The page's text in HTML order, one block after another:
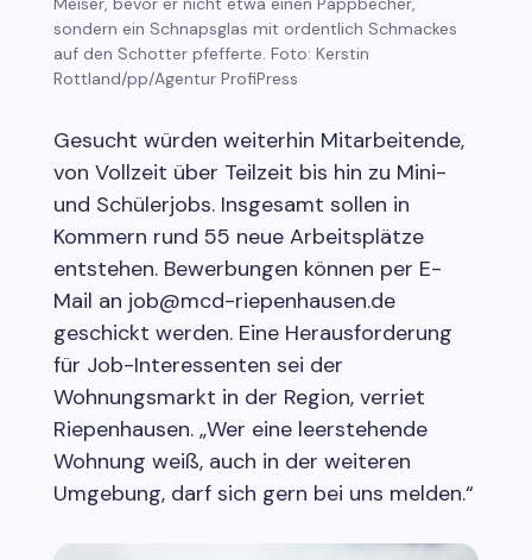
sondern ein Schnapsglas mit ordentlich Schmackes
auf den Schotter pfefferte. Foto: Kerstin
Rottland/pp/Agentur ProfiPress
Gesucht würden weiterhin Mitarbeitende,
von Vollzeit über Teilzeit bis hin zu Mini-
und Schülerjobs. Insgesamt sollen in
Kommern rund 55 neue Arbeitsplätze
entstehen. Bewerbungen können per E-
Mail an job@mcd-riepenhausen.de
geschickt werden. Eine Herausforderung
für Job-Interessenten sei der
Wohnungsmarkt in der Region, verriet
Riepenhausen. „Wer eine leerstehende
Wohnung weiß, auch in der weiteren
Umgebung, darf sich gern bei uns melden.“